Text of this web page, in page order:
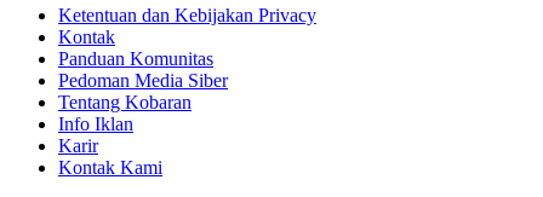
Ketentuan dan Kebijakan Privacy
Kontak
Panduan Komunitas
Pedoman Media Siber
Tentang Kobaran
Info Iklan
Karir
Kontak Kami